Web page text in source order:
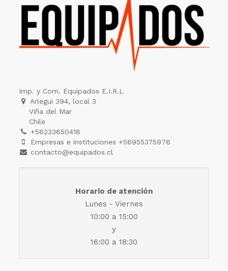
Imp. y Com. Equipados E.I.R.L
Arlegui 394, local 3
Viña del Mar
Chile
+56233650418
Empresas e instituciones +56955375976
contacto@equipados.cl
Horario de atención
Lunes - Viernes
10:00 a 15:00
y
16:00 a 18:30